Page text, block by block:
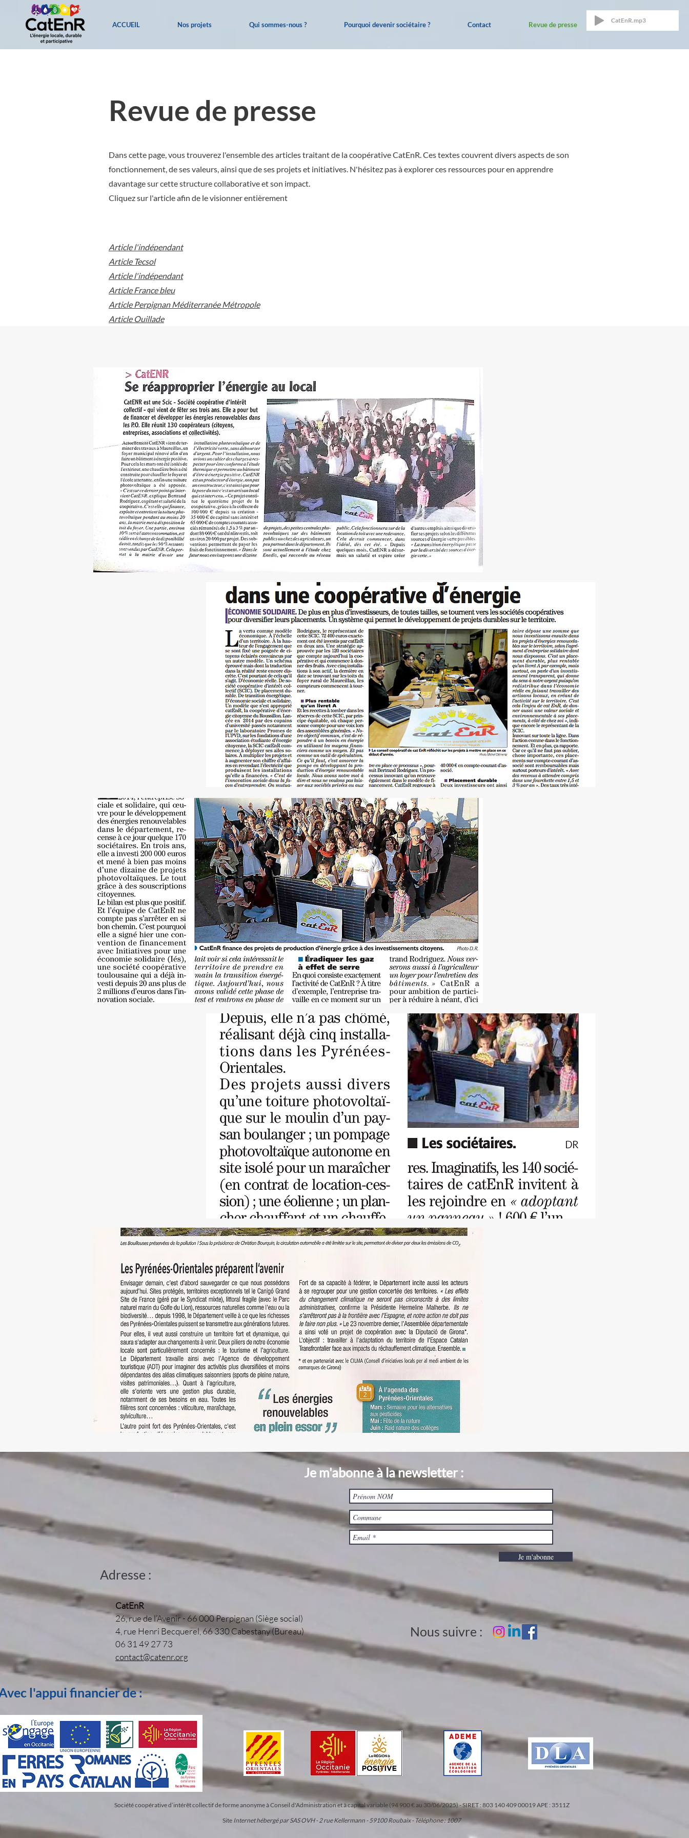
CatEnR.mp3
ACCUEIL Nos projets Qui sommes-nous ? Pourquoi devenir sociétaire ? Contact Revue de presse
Revue de presse
Dans cette page, vous trouverez l'ensemble des articles traitant de la coopérative CatEnR. Ces textes couvrent divers aspects de son
fonctionnement, de ses valeurs, ainsi que de ses projets et initiatives. N'hésitez pas à explorer ces ressources pour en apprendre
davantage sur cette structure collaborative et son impact.
Cliquez sur l'article afin de le visionner entièrement
Article l'indépendant
​Article Tecsol
Article l'indépendant
Article France bleu
Article Perpignan Méditerranée Métropole
Article Ouillade
Adresse :
Je m'abonne à la newsletter :
Je m'abonne
CatEnR
26, rue de l’Avenir - 66 000 Perpignan (Siège social)
4, rue Henri Becquerel, 66 330 Cabestany (Bureau)
06 31 49 27 73
contact@catenr.org
Nous suivre :
l'appui financier de :
Société coopérative d’intérêt collectif de forme anonyme à Conseil d'Administration et à capital variable (94 900 € au 30/06/2025) - SIRET : 803 140 409 00019 APE : 3511Z
Site Internet hébergé par SAS OVH - 2 rue Kellermann - 59100 Roubaix - Téléphone : 1007